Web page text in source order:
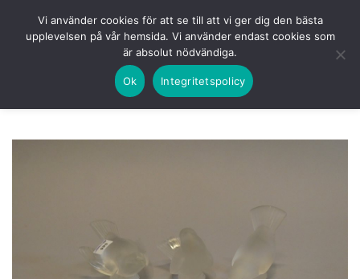
KOMMANDE LOGGA IN
Vi använder cookies för att se till att vi ger dig den bästa
upplevelsen på vår hemsida. Vi använder endast cookies som
är absolut nödvändiga.
Ok Integritetspolicy